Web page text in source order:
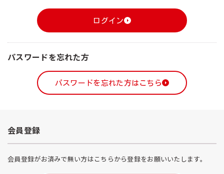
ログイン
パスワードを忘れた方
パスワードを忘れた方はこちら
会員登録
会員登録がお済みで無い方はこちらから登録をお願いいたします。